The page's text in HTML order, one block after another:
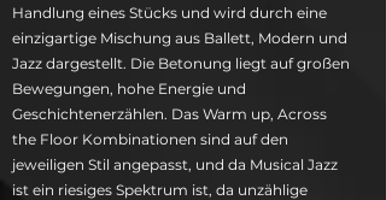
Handlung eines Stücks und wird durch eine
einzigartige Mischung aus Ballett, Modern und
Jazz dargestellt. Die Betonung liegt auf großen
Bewegungen, hohe Energie und
Geschichtenerzählen. Das Warm up, Across
the Floor Kombinationen sind auf den
jeweiligen Stil angepasst, und da Musical Jazz
ist ein riesiges Spektrum ist, da unzählige